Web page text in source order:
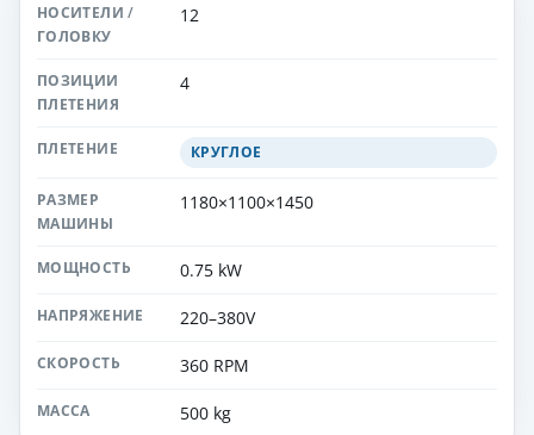
12
4
КРУГЛОЕ
1180×1100×1450
0.75 kW
220–380V
360 RPM
500 kg